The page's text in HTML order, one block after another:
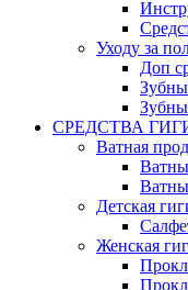
Уходу за
Доп
СРЕДСТВА
Ватная
Детская
Женская